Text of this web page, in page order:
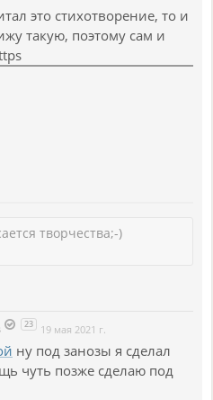
это стихотворение, то и
такую, поэтому сам и
творчества;-)
23 19 мая 2021 г.
ну под занозы я сделал
чуть позже сделаю под